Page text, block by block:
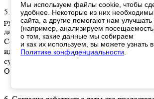
Мы используем файлы cookie, чтобы
удобнее. Некоторые из них необходимы
сайта, а другие помогают нам улучшать
(например, анализируем
о том , какие данные мы собираем
и как их используем
вы можете узнать
Политике конфиденциальности
5. Покупатель вправе отозвать настоящее
руководствуясь ст. 9 Федерального закона
данных», отправив в адрес Оператора
Согласия с обязательным указанием своих
идентификационных данных для
субъекта персональных данных,
Оператору при совершении заказа.